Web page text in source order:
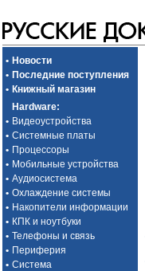
• Новости
• Последние поступления
• Книжный магазин
Hardware:
• Видеоустройства
• Системные платы
• Процессоры
• Мобильные устройства
• Аудиосистема
• Охлаждение системы
• Накопители информации
• КПК и ноутбуки
• Телефоны и связь
• Периферия
• Система